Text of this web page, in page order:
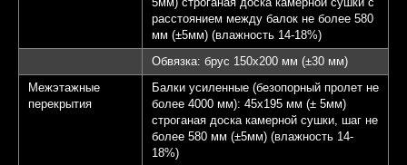
расстоянием между балок не более 580
мм (±5мм) (влажность 14-18%)
Обвязка: брус 150х200 мм (±30 мм)
Межэтажные
перекрытия
Балки усиленные (безопорный пролет не
более 4000 мм): 45х195 мм (± 5мм)
строганая доска камерной сушки, шаг не
более 580 мм (±5мм) (влажность 14-
18%)